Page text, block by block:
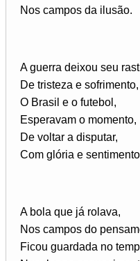
Nos campos da ilusão.
A guerra deixou seu
De tristeza e sofrimento,
O Brasil e o futebol,
Esperavam o momento,
De voltar a disputar,
Com glória e
A bola que já rolava,
Nos campos do
Ficou guardada no